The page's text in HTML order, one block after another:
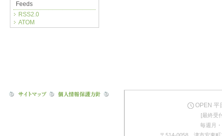
Feeds
RSS2.0
ATOM
OPEN
[最終受
毎週月